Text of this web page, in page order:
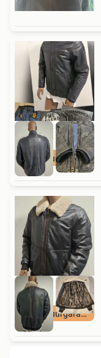
Terugstuurgarantie
Terugstuurgarantie